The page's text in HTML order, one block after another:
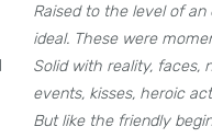
Raised to the level of
ideal. These were
Solid with reality, faces,
events, kisses, heroic
But like the friendly